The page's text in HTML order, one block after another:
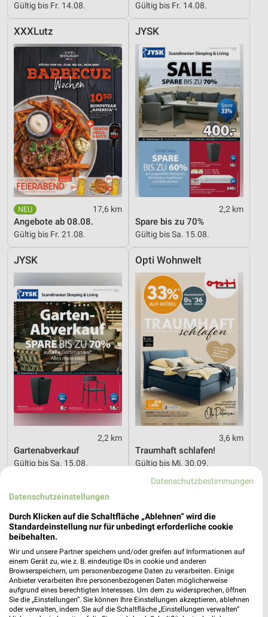
Gültig bis Fr. 14.08. Gültig bis Fr. 14.08.
XXXLutz
17,6 km
Angebote ab 08.08.
Gültig bis Fr. 21.08.
JYSK
2,2 km
Spare bis zu 70%
Gültig bis Sa. 15.08.
JYSK
2,2 km
Gartenabverkauf
Gültig bis Sa. 15.08.
Opti Wohnwelt
3,6 km
Traumhaft schlafen!
Gültig bis Mi. 30.09.
Datenschutzbestimmungen
Datenschutzeinstellungen
Durch Klicken auf die Schaltfläche „Ablehnen“ wird die
Standardeinstellung nur für unbedingt erforderliche cookie
beibehalten.
Wir und unsere Partner speichern und/oder greifen auf Informationen auf
einem Gerät zu, wie z. B. eindeutige IDs in cookie und anderen
Browserspeichern, um personenbezogene Daten zu verarbeiten. Einige
Anbieter verarbeiten Ihre personenbezogenen Daten möglicherweise
aufgrund eines berechtigten Interesses. Um dem zu widersprechen, öffnen
Sie die „Einstellungen“. Sie können Ihre Einstellungen akzeptieren, ablehnen
oder verwalten, indem Sie auf die Schaltfläche „Einstellungen verwalten“